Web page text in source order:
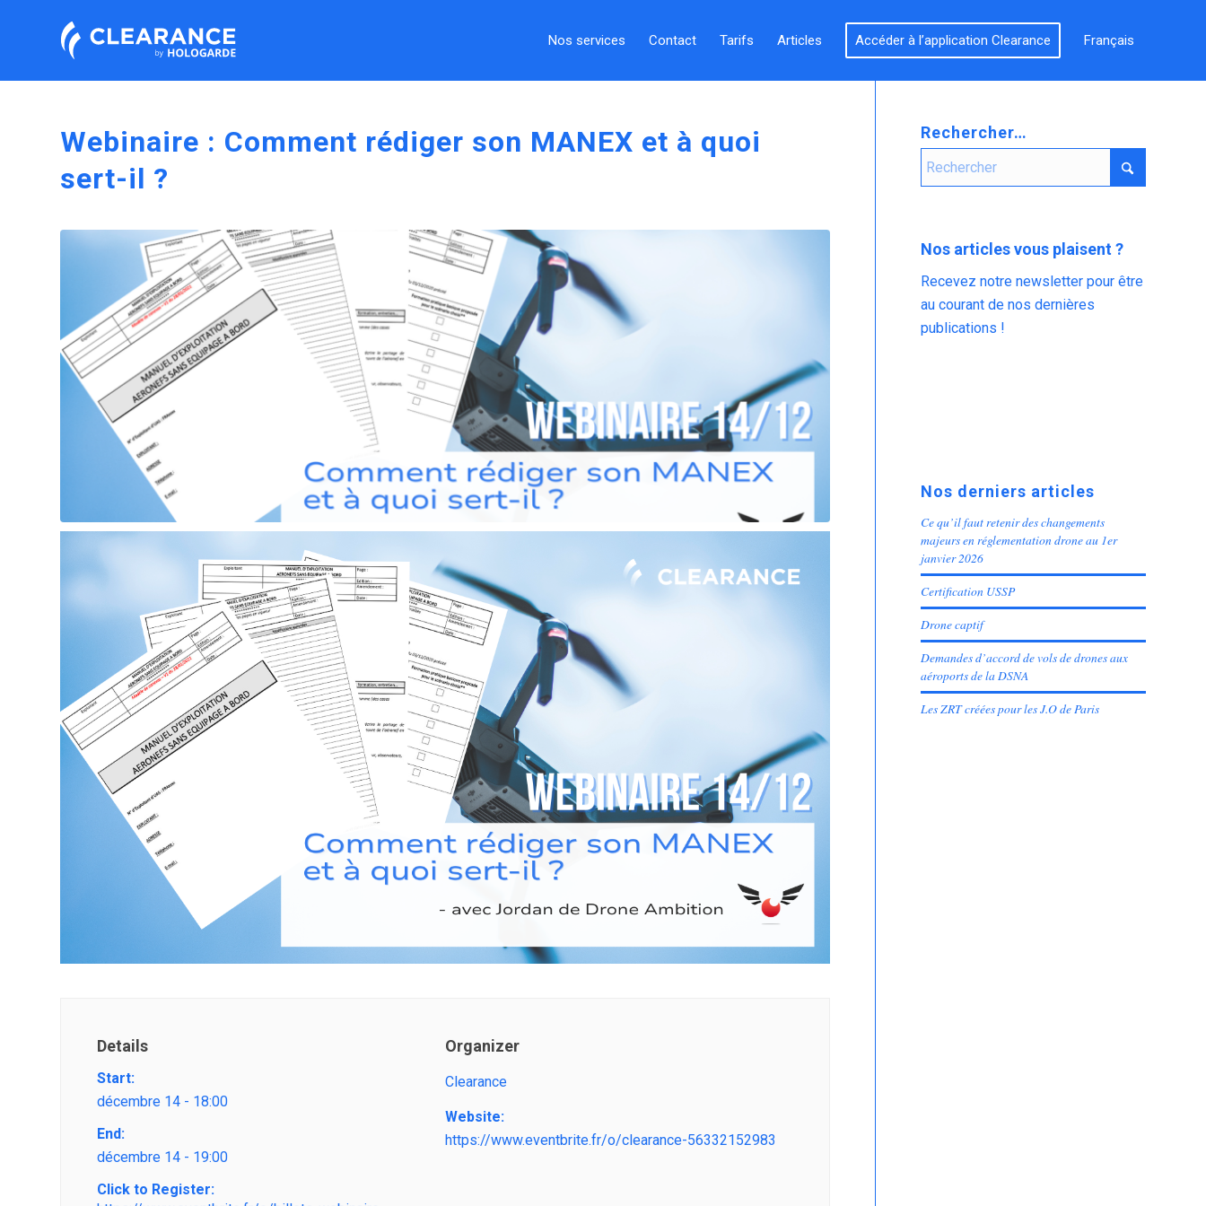
Nos services Contact Tarifs Articles Accéder à l’application Clearance Français
Webinaire : Comment rédiger son MANEX et à quoi
sert-il ?
Details
Start:
décembre 14 - 18:00
End:
décembre 14 - 19:00
Click to Register:
Organizer
Clearance
Website:
https://www.eventbrite.fr/o/clearance-56332152983
Rechercher…
Nos articles vous plaisent ?
Recevez notre newsletter pour être
au courant de nos dernières
publications !
Nos derniers articles
Ce qu’il faut retenir des changements
majeurs en réglementation drone au 1er
janvier 2026
Certification USSP
Drone captif
Demandes d’accord de vols de drones aux
aéroports de la DSNA
Les ZRT créées pour les J.O de Paris